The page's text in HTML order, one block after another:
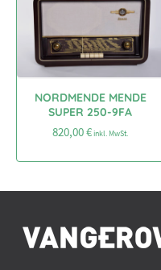
NORDMENDE MENDE
SUPER 250-9FA
820,00€inkl. MwSt.